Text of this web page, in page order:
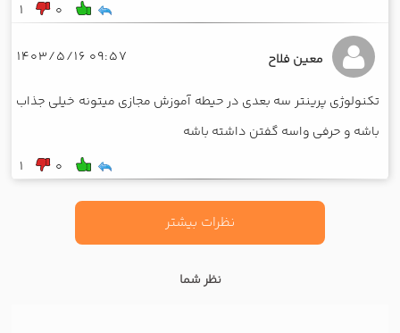
0
1
معین فلاح 09:57 1403/5/16
تکنولوژی پرینتر سه بعدی در حیطه آموزش مجازی میتونه خیلی جذاب
باشه و حرفی واسه گفتن داشته باشه
0
1
نظرات بیشتر
نظر شما